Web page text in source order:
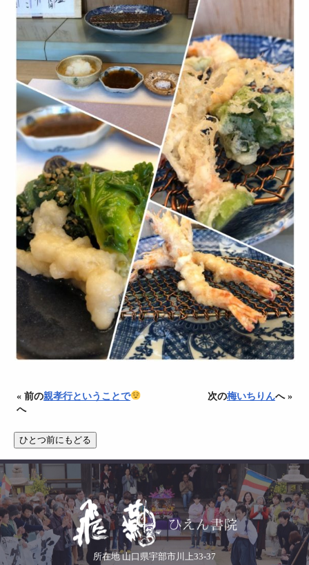
« 前の親孝行ということで
へ
次の梅いちりんへ »
所在地 山口県宇部市川上33-37